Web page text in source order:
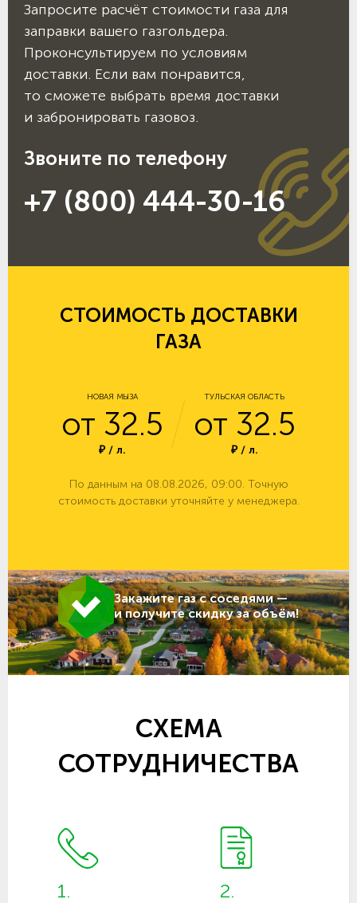
Запросите расчёт стоимости газа для
заправки вашего газгольдера.
Проконсультируем по условиям
доставки. Если вам понравится,
то сможете выбрать время доставки
и забронировать газовоз.
Звоните по телефону
+7 (800) 444-30-16
СТОИМОСТЬ ДОСТАВКИ
ГАЗА
НОВАЯ МЫЗА
от 32.5
₽ / л.
ТУЛЬСКАЯ ОБЛАСТЬ
от 32.5
₽ / л.
По данным на 08.08.2026, 09:00. Точную
стоимость доставки уточняйте у менеджера.
Закажите газ с соседями —
и получите скидку за объём!
СХЕМА
СОТРУДНИЧЕСТВА
1. 2.